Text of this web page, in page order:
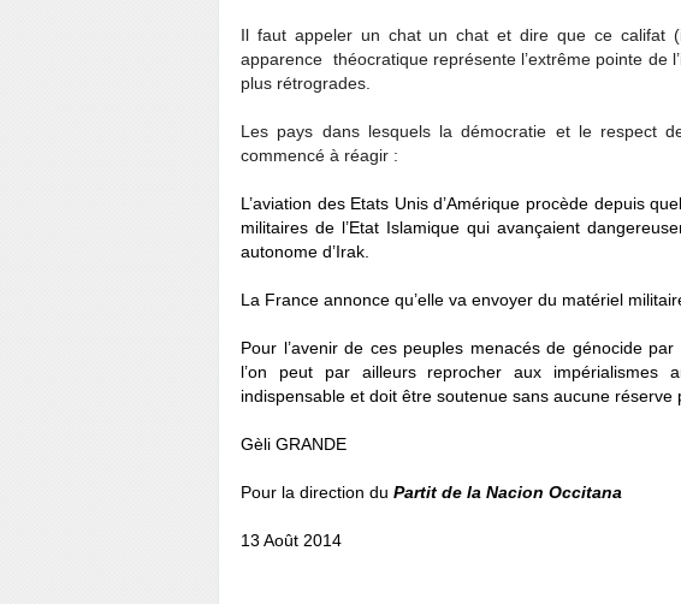
Il faut appeler un chat un chat et dire que ce califat
apparence théocratique représente l’extrême pointe de
plus rétrogrades.
Les pays dans lesquels la démocratie et le respect
commencé à réagir :
L’aviation des Etats Unis d’Amérique procède depuis
militaires de l’Etat Islamique qui avançaient
autonome d’Irak.
La France annonce qu’elle va envoyer du matériel
Pour l’avenir de ces peuples menacés de génocide
l’on peut par ailleurs reprocher aux
indispensable et doit être soutenue sans aucune réserve
Gèli GRANDE
Pour la direction du Partit de la Nacion Occitana
13 Août 2014